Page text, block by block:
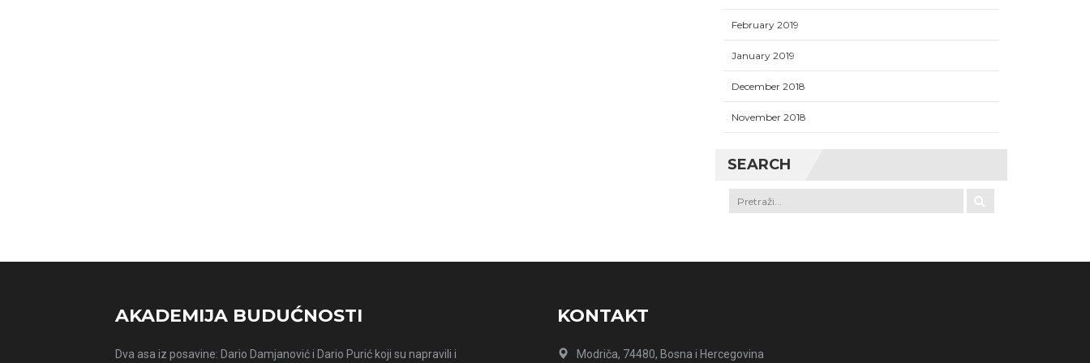
February 2019
January 2019
December 2018
November 2018
SEARCH
AKADEMIJA BUDUĆNOSTI
Dva asa iz posavine: Dario Damjanović i Dario Purić koji su napravili i
KONTAKT
Modriča, 74480, Bosna i Hercegovina